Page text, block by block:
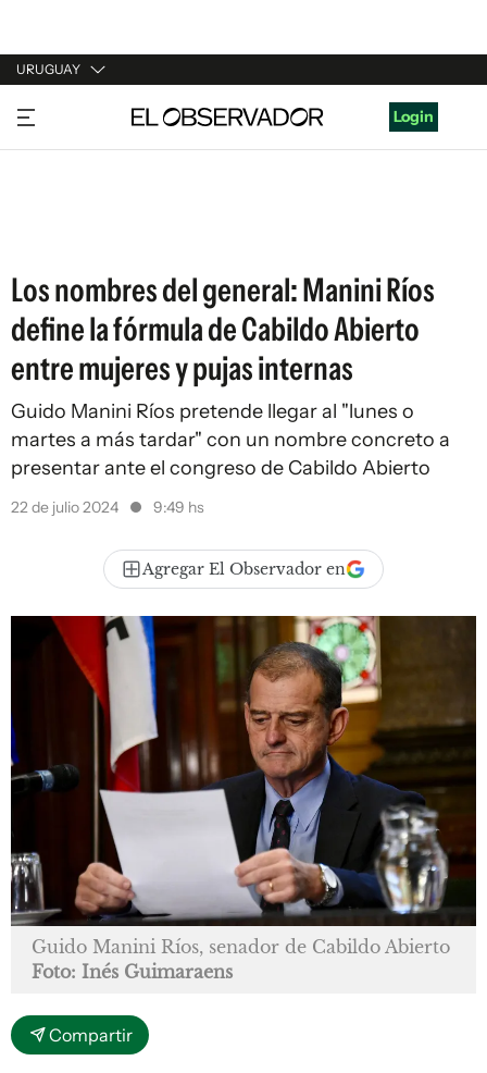
URUGUAY
URUGUAY
ARGENTINA
Login
Los nombres del general: Manini Ríos
define la fórmula de Cabildo Abierto
entre mujeres y pujas internas
Guido Manini Ríos pretende llegar al "lunes o
martes a más tardar" con un nombre concreto a
presentar ante el congreso de Cabildo Abierto
22 de julio 2024 9:49 hs
Agregar El Observador en
Guido Manini Ríos, senador de Cabildo Abierto
Foto: Inés Guimaraens
Compartir